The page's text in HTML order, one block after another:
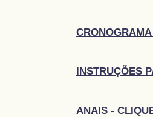
INSTRUÇÕES
ANAIS -